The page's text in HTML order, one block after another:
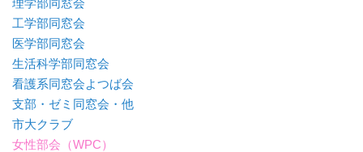
工学部同窓会
医学部同窓会
生活科学部同窓会
看護系同窓会よつば会
支部・ゼミ同窓会・他
市大クラブ
女性部会（WPC）